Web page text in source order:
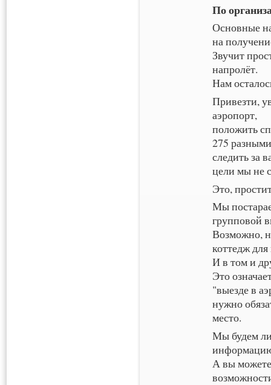
По
Основные
на
Звучит
напролёт.
Нам
Привезти,
аэропорт,
положить
275
следить за
цели мы не
Это,
Мы
групповой
Возможно,
коттедж
И в том и
Это
"выезде в
нужно
место.
Мы будем
А вы